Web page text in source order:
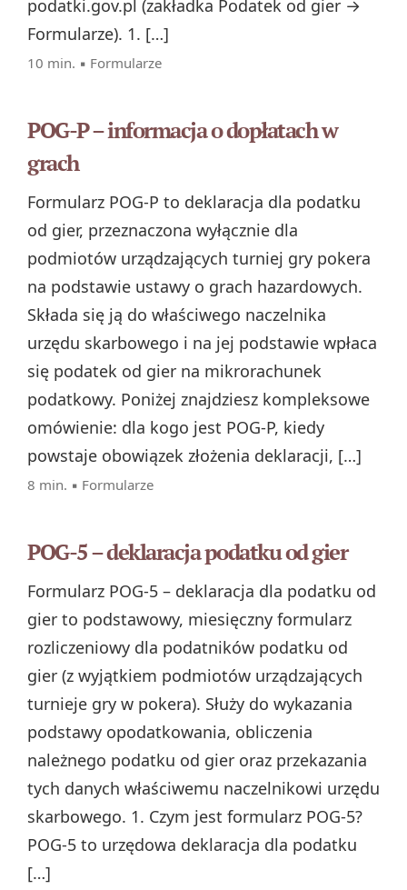
podatki.gov.pl (zakładka Podatek od gier →
Formularze). 1. […]
10 min. ▪ Formularze
POG-P – informacja o dopłatach w
grach
Formularz POG‑P to deklaracja dla podatku
od gier, przeznaczona wyłącznie dla
podmiotów urządzających turniej gry pokera
na podstawie ustawy o grach hazardowych.
Składa się ją do właściwego naczelnika
urzędu skarbowego i na jej podstawie wpłaca
się podatek od gier na mikrorachunek
podatkowy. Poniżej znajdziesz kompleksowe
omówienie: dla kogo jest POG‑P, kiedy
powstaje obowiązek złożenia deklaracji, […]
8 min. ▪ Formularze
POG-5 – deklaracja podatku od gier
Formularz POG-5 – deklaracja dla podatku od
gier to podstawowy, miesięczny formularz
rozliczeniowy dla podatników podatku od
gier (z wyjątkiem podmiotów urządzających
turnieje gry w pokera). Służy do wykazania
podstawy opodatkowania, obliczenia
należnego podatku od gier oraz przekazania
tych danych właściwemu naczelnikowi urzędu
skarbowego. 1. Czym jest formularz POG-5?
POG-5 to urzędowa deklaracja dla podatku
[…]